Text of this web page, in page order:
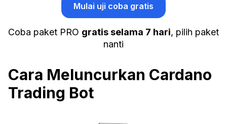
Mulai uji coba gratis
Coba paket PRO gratis selama 7 hari, pilih paket
nanti
Cara Meluncurkan Cardano
Trading Bot